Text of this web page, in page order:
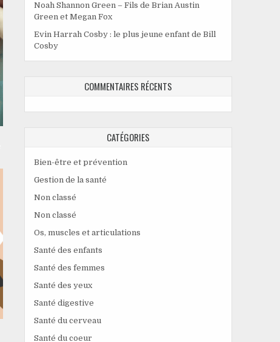
Noah Shannon Green – Fils de Brian Austin
Green et Megan Fox
Evin Harrah Cosby : le plus jeune enfant de Bill
Cosby
COMMENTAIRES RÉCENTS
CATÉGORIES
Bien-être et prévention
Gestion de la santé
Non classé
Non classé
Os, muscles et articulations
Santé des enfants
Santé des femmes
Santé des yeux
Santé digestive
Santé du cerveau
Santé du coeur